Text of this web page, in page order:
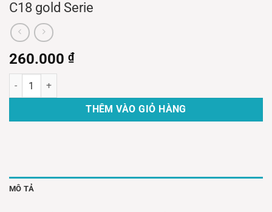
C18 gold Serie
260.000 ₫
Bộ công tắc 20A, đèn báo, công tắc 1 peha C18 gold Serie số lượng
THÊM VÀO GIỎ HÀNG
MÔ TẢ